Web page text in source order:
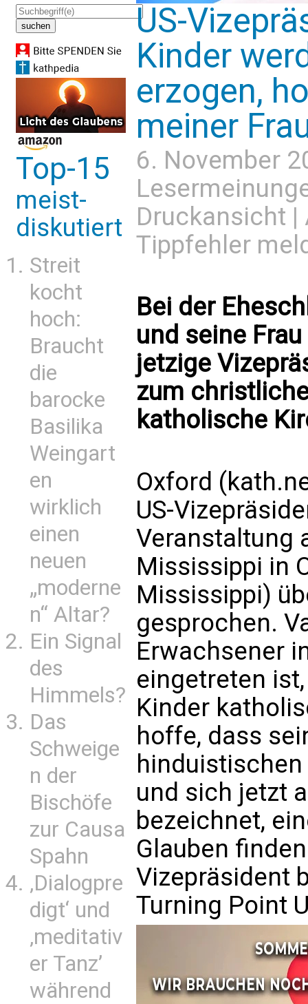
Top-15
meist-
diskutiert
Streit
kocht
hoch:
Braucht
die
barocke
Basilika
Weingart
en
wirklich
einen
neuen
„moderne
n“ Altar?
Ein Signal
des
Himmels?
Das
Schweige
n der
Bischöfe
zur Causa
Spahn
‚Dialogpre
digt‘ und
‚meditativ
er Tanz’
während
US-
Kinder
erzogen,
meiner
6. November
Druckansicht |
Tippfehler
Bei der
und seine
jetzige
zum
katholische
Oxford
US-
Veranstaltung
Mississippi in
Mississippi)
gesprochen.
Erwachsener
eingetreten
Kinder
hoffe, dass
und sich jetzt
bezeichnet,
Glauben
Vizepräsident
Turning Point